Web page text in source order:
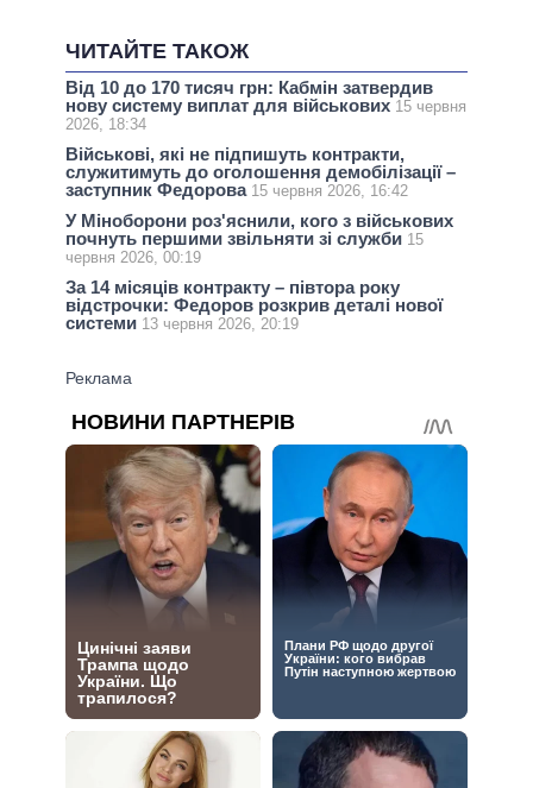
ЧИТАЙТЕ ТАКОЖ
Від 10 до 170 тисяч грн: Кабмін затвердив
нову систему виплат для військових 15 червня
2026, 18:34
Військові, які не підпишуть контракти,
служитимуть до оголошення демобілізації –
заступник Федорова 15 червня 2026, 16:42
У Міноборони роз'яснили, кого з військових
почнуть першими звільняти зі служби 15
червня 2026, 00:19
За 14 місяців контракту – півтора року
відстрочки: Федоров розкрив деталі нової
системи 13 червня 2026, 20:19